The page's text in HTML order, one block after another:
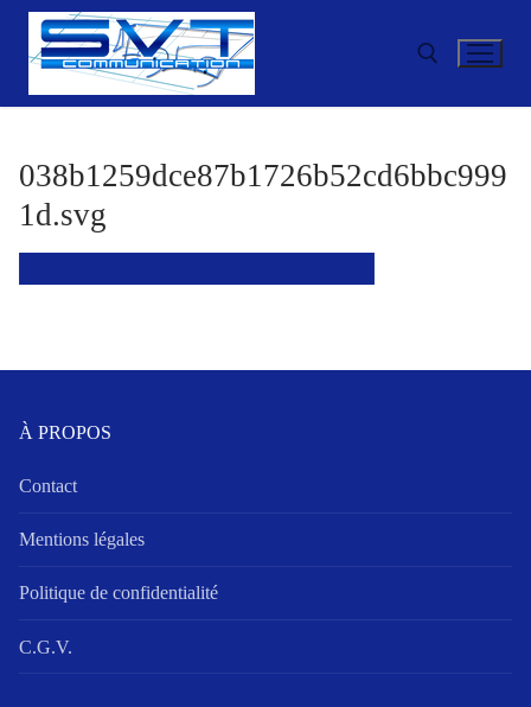
Aller
contenu
038b1259dce87b1726b52cd6bbc999
1d.svg
À PROPOS
Contact
Mentions légales
Politique de confidentialité
C.G.V.